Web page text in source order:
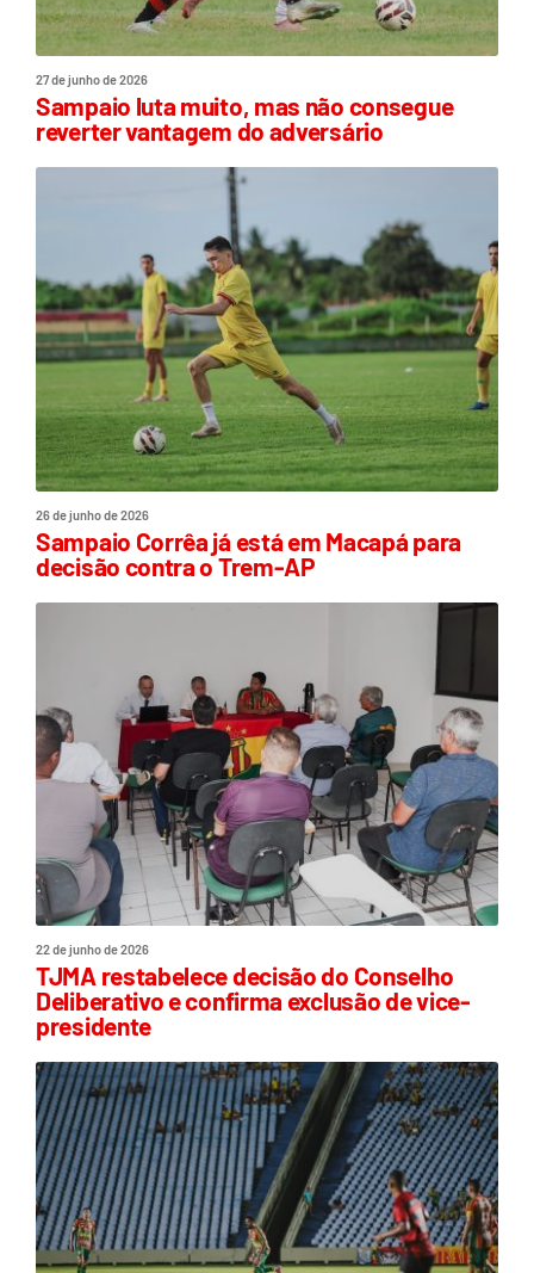
27 de junho de 2026
Sampaio luta muito, mas não consegue
reverter vantagem do adversário
26 de junho de 2026
Sampaio Corrêa já está em Macapá para
decisão contra o Trem-AP
22 de junho de 2026
TJMA restabelece decisão do Conselho
Deliberativo e confirma exclusão de vice-
presidente